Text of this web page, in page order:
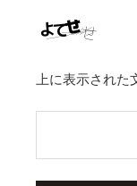
上に表示された